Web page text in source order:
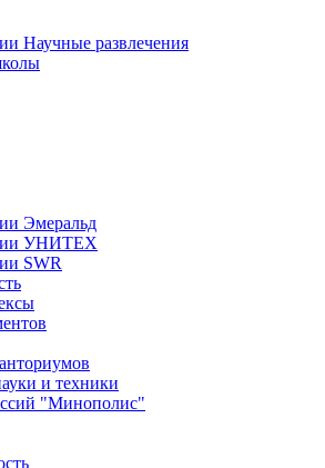
Научные развлечения
Эмеральд
УНИТЕХ
SWR
и техники
"Минополис"